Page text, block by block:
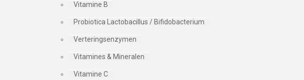
Vitamine B
Probiotica Lactobacillus / Bifidobacterium
Verteringsenzymen
Vitamines & Mineralen
Vitamine C